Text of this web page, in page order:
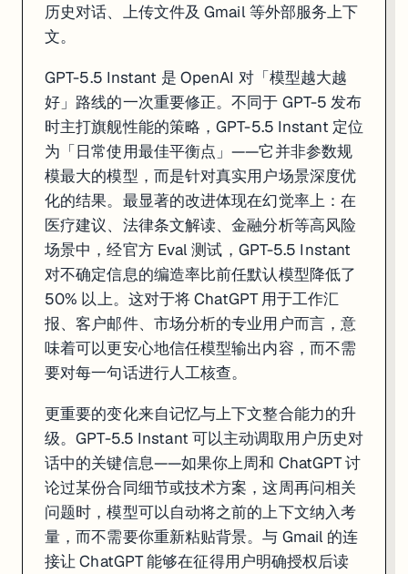
: Anthropic Code with Claude 2026 开发者大会发布
Anthropic 在 5 月举行的 Code with Claude 2026 开发者大会上，展
同日，Anthropic 宣布了一项对重度开发者影响重大的计费调整：自 6
这些变化的组合释放了清晰的产品信号：Anthropic 正在从「聊天 AI
来源: Anthropic News MIT Technology Review · InfoQ
3. Gemini 3.5 Flash 成全球默认，Google 推
历史对话、上传文件及 Gmail 等外部服务上下
文。
GPT-5.5 Instant 是 OpenAI 对「模型越大越
好」路线的一次重要修正。不同于 GPT-5 发布
时主打旗舰性能的策略，GPT-5.5 Instant 定位
为「日常使用最佳平衡点」——它并非参数规
模最大的模型，而是针对真实用户场景深度优
化的结果。最显著的改进体现在幻觉率上：在
医疗建议、法律条文解读、金融分析等高风险
场景中，经官方 Eval 测试，GPT-5.5 Instant
对不确定信息的编造率比前任默认模型降低了
50% 以上。这对于将 ChatGPT 用于工作汇
报、客户邮件、市场分析的专业用户而言，意
味着可以更安心地信任模型输出内容，而不需
要对每一句话进行人工核查。
更重要的变化来自记忆与上下文整合能力的升
级。GPT-5.5 Instant 可以主动调取用户历史对
话中的关键信息——如果你上周和 ChatGPT 讨
论过某份合同细节或技术方案，这周再问相关
问题时，模型可以自动将之前的上下文纳入考
量，而不需要你重新粘贴背景。与 Gmail 的连
接让 ChatGPT 能够在征得用户明确授权后读